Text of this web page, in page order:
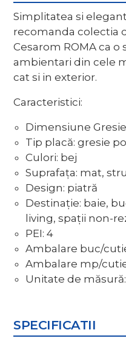
Simplitatea si
recomanda colectia
Cesarom ROMA ca o
ambientari din cele
cat si in exterior.
Caracteristici:
Dimensiune
Tip placă: gresie
Culori: bej
Suprafața: mat,
Design: piatră
Destinație: baie,
living, spații non-
PEI: 4
Ambalare buc/
Ambalare mp/
Unitate de
SPECIFICATII